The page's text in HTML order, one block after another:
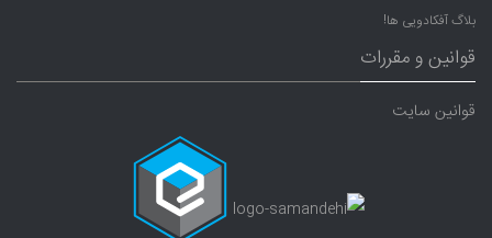
بلاگ آفکادویی ها!
قوانین و مقررات
قوانین سایت